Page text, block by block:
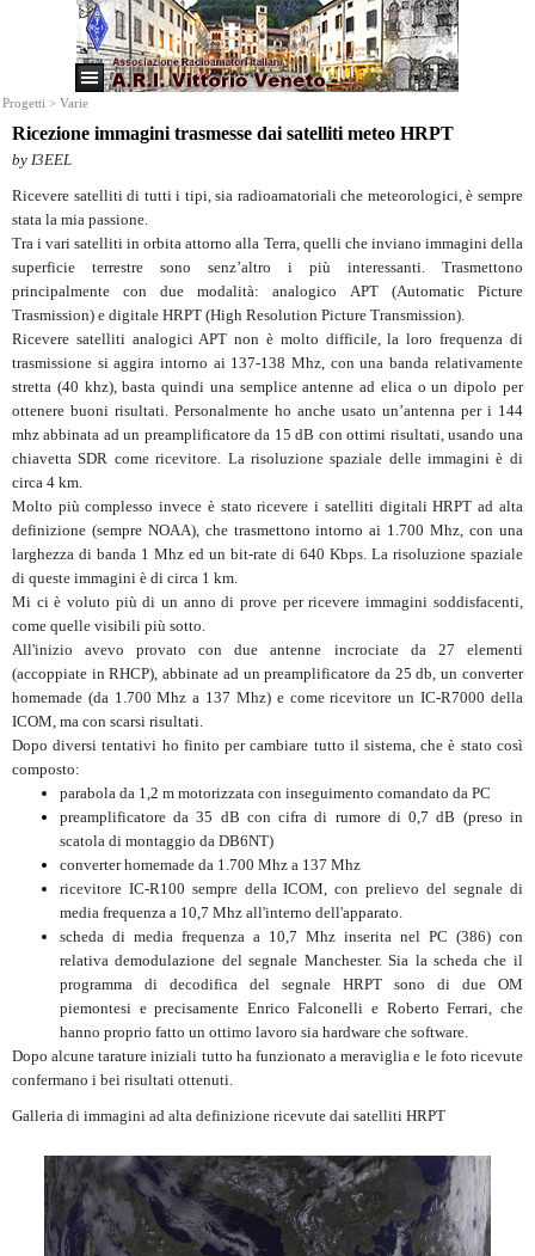
Progetti > Varie
Ricezione immagini trasmesse dai satelliti meteo HRPT
by I3EEL
Ricevere satelliti di tutti i tipi, sia radioamatoriali che meteorologici, è sempre
stata la mia passione.
Tra i vari satelliti in orbita attorno alla Terra, quelli che inviano immagini della
superficie terrestre sono senz’altro i più interessanti. Trasmettono
principalmente con due modalità: analogico APT (Automatic Picture
Trasmission) e digitale HRPT (High Resolution Picture Transmission).
Ricevere satelliti analogici APT non è molto difficile, la loro frequenza di
trasmissione si aggira intorno ai 137-138 Mhz, con una banda relativamente
stretta (40 khz), basta quindi una semplice antenne ad elica o un dipolo per
ottenere buoni risultati. Personalmente ho anche usato un’antenna per i 144
mhz abbinata ad un preamplificatore da 15 dB con ottimi risultati, usando una
chiavetta SDR come ricevitore. La risoluzione spaziale delle immagini è di
circa 4 km.
Molto più complesso invece è stato ricevere i satelliti digitali HRPT ad alta
definizione (sempre NOAA), che trasmettono intorno ai 1.700 Mhz, con una
larghezza di banda 1 Mhz ed un bit-rate di 640 Kbps. La risoluzione spaziale
di queste immagini è di circa 1 km.
Mi ci è voluto più di un anno di prove per ricevere immagini soddisfacenti,
come quelle visibili più sotto.
All'inizio avevo provato con due antenne incrociate da 27 elementi
(accoppiate in RHCP), abbinate ad un preamplificatore da 25 db, un converter
homemade (da 1.700 Mhz a 137 Mhz) e come ricevitore un IC-R7000 della
ICOM, ma con scarsi risultati.
Dopo diversi tentativi ho finito per cambiare tutto il sistema, che è stato così
composto:
parabola da 1,2 m motorizzata con inseguimento comandato da PC
preamplificatore da 35 dB con cifra di rumore di 0,7 dB (preso in
scatola di montaggio da DB6NT)
converter homemade da 1.700 Mhz a 137 Mhz
ricevitore IC-R100 sempre della ICOM, con prelievo del segnale di
media frequenza a 10,7 Mhz all'interno dell'apparato.
scheda di media frequenza a 10,7 Mhz inserita nel PC (386) con
relativa demodulazione del segnale Manchester. Sia la scheda che il
programma di decodifica del segnale HRPT sono di due OM
piemontesi e precisamente Enrico Falconelli e Roberto Ferrari, che
hanno proprio fatto un ottimo lavoro sia hardware che software.
Dopo alcune tarature iniziali tutto ha funzionato a meraviglia e le foto ricevute
confermano i bei risultati ottenuti.
Galleria di immagini ad alta definizione ricevute dai satelliti HRPT